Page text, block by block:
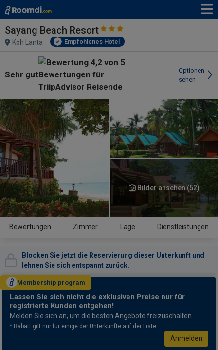
Sayang Beach Resort
Koh Lanta Empfohlenes Hotel
Sehr gut
Optionen
sehen
Bilder ansehen (52)
Bewertungen Zimmer Lage Dienstleistungen
Blocken Sie jetzt die Reservierung dieser Unterkunft und
lehnen Sie sich entspannt zurück.
Membership program
Lassen Sie sich nicht die exklusiven Preise nur für
registrierte Kunden entgehen!
Melden Sie sich an, um die besten Angebote freizuschalten
* Rabatt gilt nur für einige der Unterkünfte auf der Liste
Anmelden